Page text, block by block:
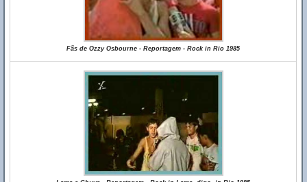
Fãs de Ozzy Osbourne - Reportagem - Rock in Rio 1985